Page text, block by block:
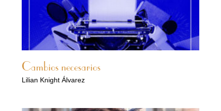
Cambios necesarios
Lilian Knight Álvarez